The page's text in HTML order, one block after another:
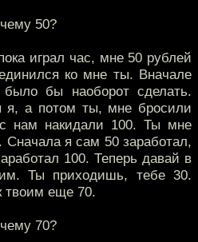
50?
играл час, мне 50 рублей
ко мне ты. Вначале
бы наоборот сделать.
я, а потом ты, мне бросили
нам накидали 100. Ты мне
я сам 50 заработал,
100. Теперь давай в
Ты приходишь, тебе 30.
твоим еще 70.
70?